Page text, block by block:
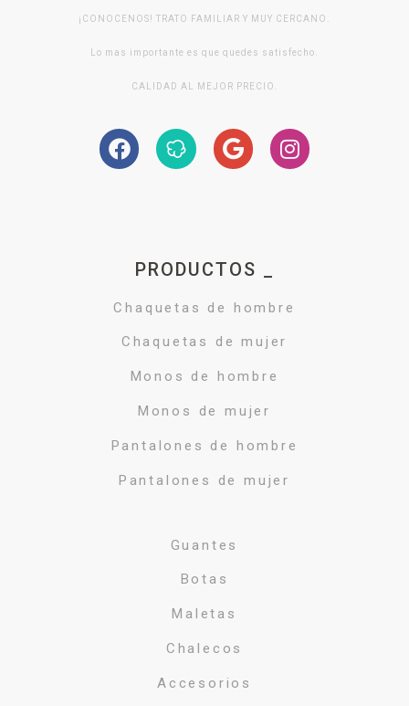
¡CONOCENOS! TRATO FAMILIAR Y MUY CERCANO.
Lo mas importante es que quedes satisfecho.
CALIDAD AL MEJOR PRECIO.
PRODUCTOS _
Chaquetas de hombre
Chaquetas de mujer
Monos de hombre
Monos de mujer
Pantalones de hombre
Pantalones de mujer
Guantes
Botas
Maletas
Chalecos
Accesorios